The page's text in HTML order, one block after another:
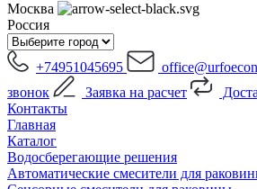
Москва
Россия
+74951045695
звонок
Заявка на расчет
Контакты
Главная
Каталог
Водосберегающие решения
Автоматические смесители для